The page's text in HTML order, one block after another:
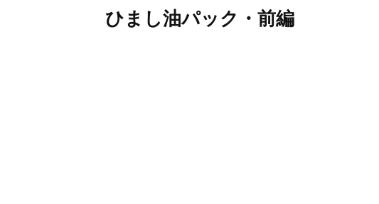
ひまし油パック・前編